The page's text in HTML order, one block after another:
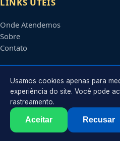
Onde Atendemos
Sobre
Contato
CONTATO
Atendimento em
2026 Araraquara
.
Usamos cookies apenas para
experiência do site. Você pode
rastreamento.
Aceitar Recusar